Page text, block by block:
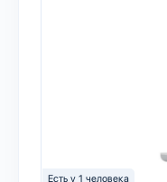
Есть у 1 человека